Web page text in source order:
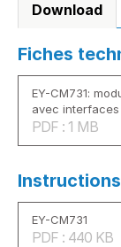
Download
Fiches
EY-CM731:
avec interfaces
PDF : 1 MB
EY-CM731
PDF : 440 KB